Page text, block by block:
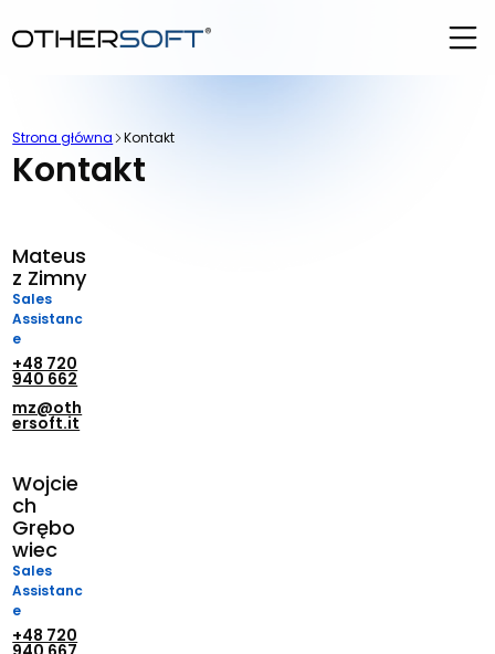
Strona główna Kontakt
Kontakt
Mateus
z Zimny
Sales
Assistanc
e
+48 720
940 662
mz@oth
ersoft.it
Wojcie
ch
Grębo
wiec
Sales
Assistanc
e
+48 720